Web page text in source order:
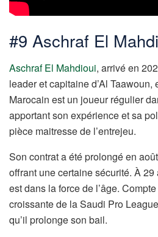
#9 Aschraf El
Aschraf El Mahdioui, arrivé en
leader et capitaine d’Al
Marocain est un joueur régulier
apportant son expérience et sa
pièce maitresse de l’entrejeu.
Son contrat a été prolongé en
offrant une certaine sécurité. À 29
est dans la force de l’âge.
croissante de la Saudi Pro
qu’il prolonge son bail.